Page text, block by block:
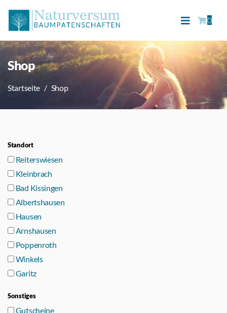
0
Shop
Startseite Shop
Standort
Reiterswiesen
Kleinbrach
Bad Kissingen
Albertshausen
Hausen
Arnshausen
Poppenroth
Winkels
Garitz
Sonstiges
Gutscheine